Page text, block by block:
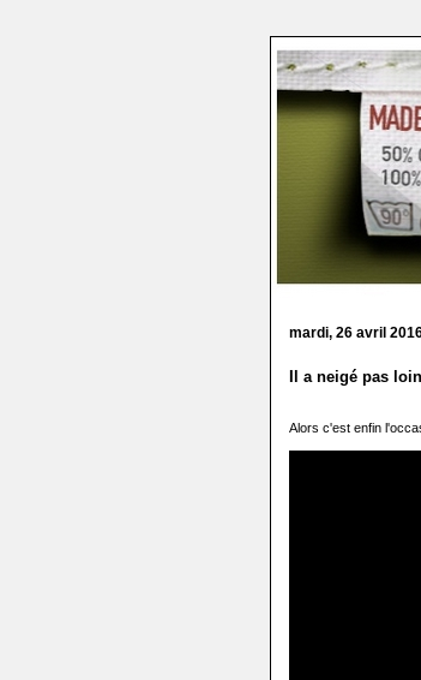
mardi, 26 avril
Il a neigé pas
Alors c'est enfin